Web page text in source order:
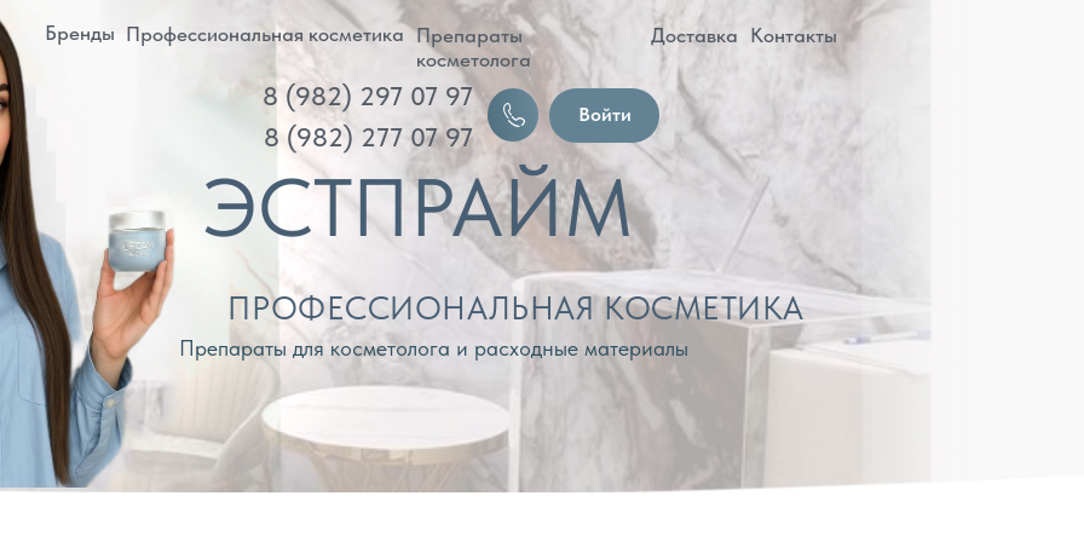
ЭСТПРАЙМ
Препараты для косметолога и расходные материалы
8 (982) 297 07 97
ПРОФЕССИОНАЛЬНАЯ КОСМЕТИКА
Профессиональная косметика Препараты
Контакты
Доставка
8 (982) 277 07 97
Войти